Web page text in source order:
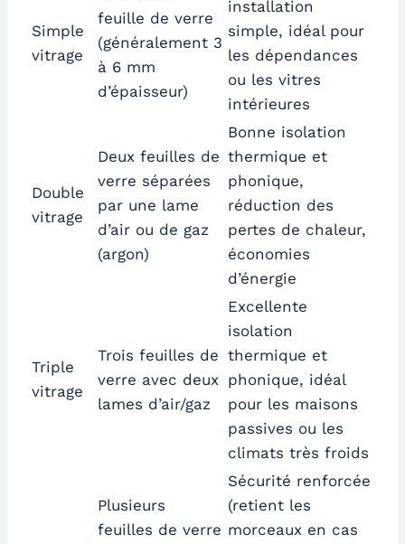
Simple
vitrage
feuille de verre
(généralement 3
à 6 mm
d’épaisseur)
installation
simple, idéal pour
les dépendances
ou les vitres
intérieures
Double
vitrage
Deux feuilles de
verre séparées
par une lame
d’air ou de gaz
(argon)
Bonne isolation
thermique et
phonique,
réduction des
pertes de chaleur,
économies
d’énergie
Triple
vitrage
Trois feuilles de
verre avec deux
lames d’air/gaz
Excellente
isolation
thermique et
phonique, idéal
pour les maisons
passives ou les
climats très froids
Plusieurs
feuilles de verre
Sécurité renforcée
(retient les
morceaux en cas